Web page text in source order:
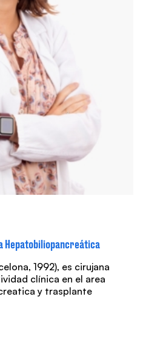
Hepatobiliopancreática
1992), es cirujana
clínica en el area
y trasplante